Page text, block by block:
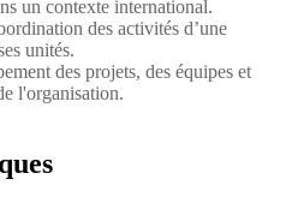
un contexte international.
des activités d’une
unités.
des projets, des équipes et
l'organisation.